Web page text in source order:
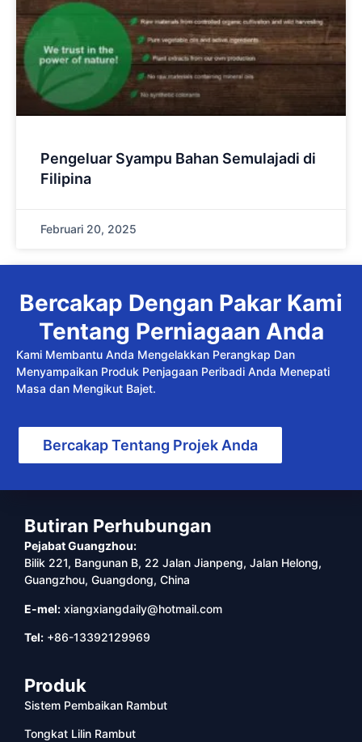
Pengeluar Syampu Bahan Semulajadi di
Filipina
Februari 20, 2025
Bercakap Dengan Pakar Kami
Tentang Perniagaan Anda
Kami Membantu Anda Mengelakkan Perangkap Dan
Menyampaikan Produk Penjagaan Peribadi Anda Menepati
Masa dan Mengikut Bajet.
Bercakap Tentang Projek Anda
Butiran Perhubungan
Pejabat Guangzhou:
Bilik 221, Bangunan B, 22 Jalan Jianpeng, Jalan Helong,
Guangzhou, Guangdong, China
E-mel: xiangxiangdaily@hotmail.com
Tel: +86-13392129969
Produk
Sistem Pembaikan Rambut
Tongkat Lilin Rambut